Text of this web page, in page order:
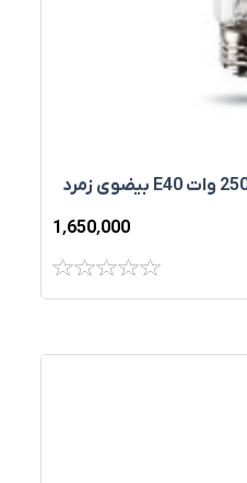
1٬650٬000